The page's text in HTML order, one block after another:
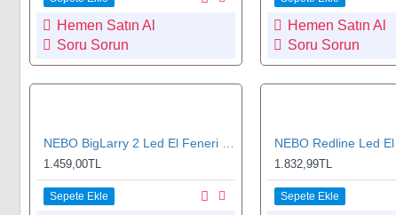
Hemen Satın Al
Soru Sorun
Hemen Satın Al
Soru Sorun
1.459,00TL
Sepete Ekle
1.832,99TL
Sepete Ekle